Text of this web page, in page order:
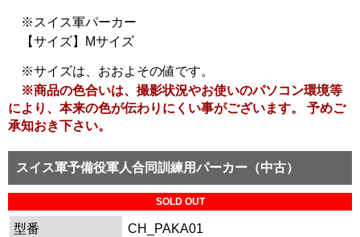
※スイス軍パーカー
【サイズ】Mサイズ
※サイズは、おおよその値です。
※商品の色合いは、撮影状況やお使いのパソコン環境等
により、本来の色が伝わりにくい事がございます。 予めご
承知おき下さい。
スイス軍予備役軍人合同訓練用パーカー（中古）
SOLD OUT
型番
CH_PAKA01